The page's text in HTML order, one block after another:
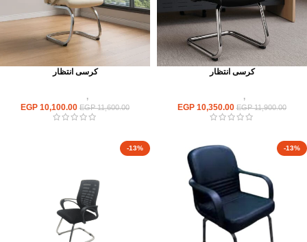
كرسى انتظار
,
EGP11,900.00
EGP 10,350.00
كرسى انتظار
,
EGP11,600.00
EGP 10,100.00
-13%
-13%